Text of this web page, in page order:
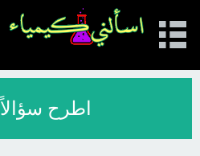
اطرح سؤالاً